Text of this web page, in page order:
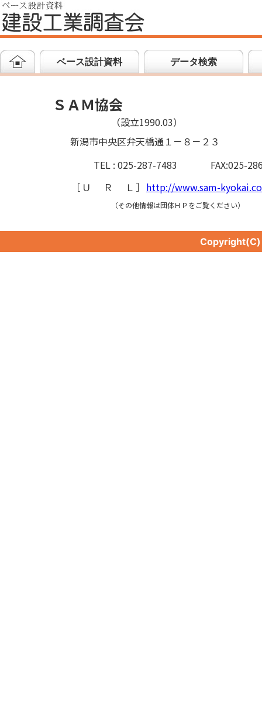
ベース設計資料 データ検索
ＳＡＭ協会
（設立1990.03）
新潟市中央区弁天橋通１－８－２３
TEL : 025-287-7483
FAX:025-
［ ＵＲＬ ］ http://www.sam-
（その他情報は団体ＨＰをご覧ください）